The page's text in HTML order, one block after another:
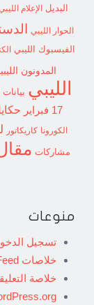
البديل
الإعلام الليبي
الحوار الليبي
الفيسبوك الليبي
المدونون
الليبي بيانات
17 فبراير
الكورونا كاريكاتور
مشاركات
منوعات
تسجيل
خلاصات Feed الإدخالات
خلاصة